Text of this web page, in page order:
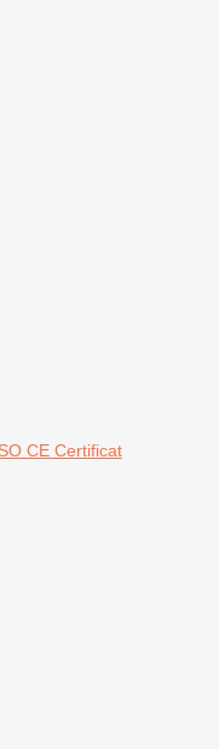
CE Certificat